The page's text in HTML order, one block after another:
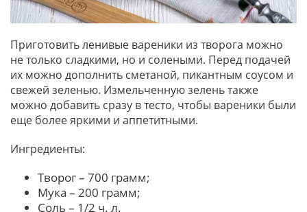
Приготовить ленивые вареники из творога можно
не только сладкими, но и солеными. Перед подачей
их можно дополнить сметаной, пикантным соусом и
свежей зеленью. Измельченную зелень также
можно добавить сразу в тесто, чтобы вареники были
еще более яркими и аппетитными.
Ингредиенты:
Творог – 700 грамм;
Мука – 200 грамм;
Соль – 1/2 ч. л.